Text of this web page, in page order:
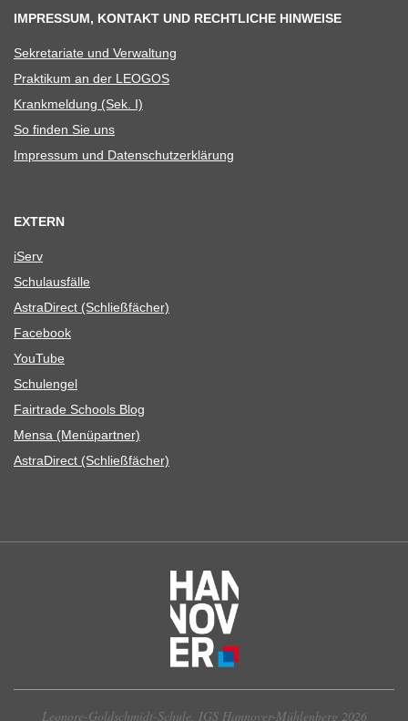
IMPRESSUM, KONTAKT UND RECHTLICHE HINWEISE
Sekre­ta­riate und Verwaltung
Prak­ti­kum an der LEOGOS
Krank­mel­dung (Sek. I)
So fin­den Sie uns
Impres­sum und Datenschutzerklärung
EXTERN
iServ
Schul­aus­fälle
Astra­Di­rect (Schließ­fä­cher)
Face­book
You­Tube
Schul­en­gel
Fair­trade Schools Blog
Mensa (Menü­part­ner)
Astra­Di­rect (Schließ­fä­cher)
Leonore-Goldschmidt-Schule, IGS Hannover-Mühlenberg 2026